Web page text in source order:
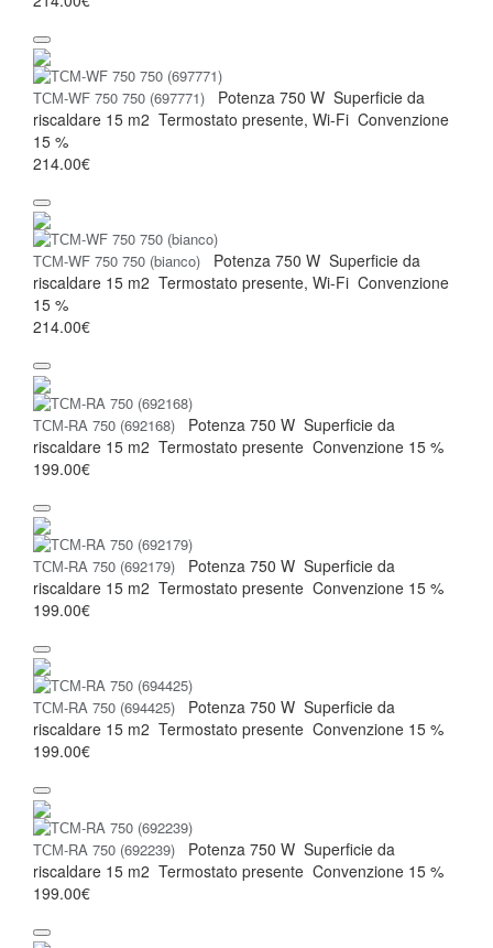
ТСМ-WF 750 750 (697771) Potenza 750 W Superficie da
riscaldare 15 m2 Termostato presente, Wi-Fi Convenzione
15 %
214.00€
ТСМ-WF 750 750 (bianco) Potenza 750 W Superficie da
riscaldare 15 m2 Termostato presente, Wi-Fi Convenzione
15 %
214.00€
ТСМ-RA 750 (692168) Potenza 750 W Superficie da
riscaldare 15 m2 Termostato presente Convenzione 15 %
199.00€
ТСМ-RA 750 (692179) Potenza 750 W Superficie da
riscaldare 15 m2 Termostato presente Convenzione 15 %
199.00€
ТСМ-RA 750 (694425) Potenza 750 W Superficie da
riscaldare 15 m2 Termostato presente Convenzione 15 %
199.00€
ТСМ-RA 750 (692239) Potenza 750 W Superficie da
riscaldare 15 m2 Termostato presente Convenzione 15 %
199.00€